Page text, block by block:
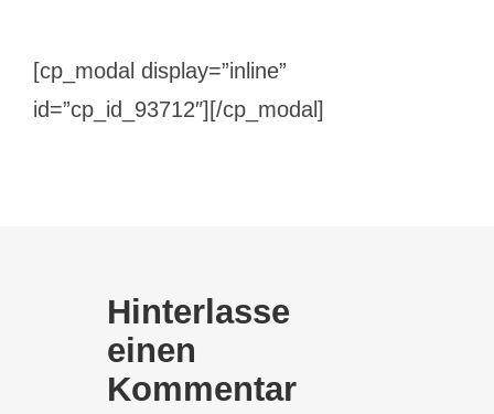
[cp_modal display=”inline”
id=”cp_id_93712″][/cp_modal]
Hinterlasse
einen
Kommentar